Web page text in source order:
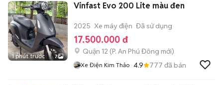
1 phút trước 7
Vinfast Evo 200 Lite màu đen
2025 Xe máy điện Đã sử dụng
17.500.000 đ
Quận 12 (P. An Phú Đông mới)
Xe Điện Kim Thảo 4.9 777 đã bán